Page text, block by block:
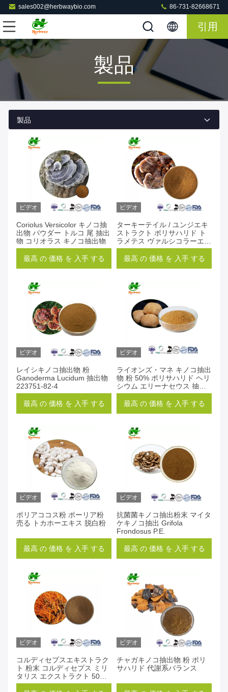
sales002@herbwaybio.com 86-731-82668671
引用
製品
製品
ビデオ
Coriolus Versicolor キノコ抽
出物 パウダー トルコ 尾 抽出
物 コリオラス キノコ抽出物
最高 の 価格 を 入手 する
ビデオ
ターキーテイル / ユンジエキ
ストラクト ポリサハリド ト
ラメテス ヴァルシコラーエキ
ストラクト
最高 の 価格 を 入手 する
ビデオ
レイシキノコ抽出物 粉
Ganoderma Lucidum 抽出物
223751-82-4
最高 の 価格 を 入手 する
ビデオ
ライオンズ・マネ キノコ抽出
物 粉 50% ポリサハリド ヘリ
シウム エリーナセウス 抽出
物 14047-29-1
最高 の 価格 を 入手 する
ビデオ
ポリアココス粉 ポーリア粉
売る トカホーエキス 脱白粉
最高 の 価格 を 入手 する
ビデオ
抗菌菌キノコ抽出粉末 マイタ
ケキノコ抽出 Grifola
Frondosus P.E.
最高 の 価格 を 入手 する
ビデオ
コルディセプスエキストラク
ト 粉末 コルディセプス ミリ
タリス エクストラクト 50%
ポリサハリド
ビデオ
チャガキノコ抽出物 粉 ポリ
サハリド 代謝系バランス